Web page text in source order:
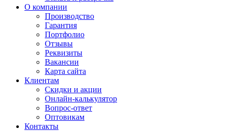
О компании
Производство
Гарантия
Портфолио
Отзывы
Реквизиты
Вакансии
Карта сайта
Клиентам
Скидки и акции
Онлайн-калькулятор
Вопрос-ответ
Оптовикам
Контакты